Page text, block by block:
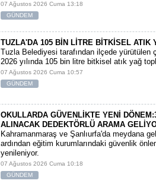
07 Ağustos 2026 Cuma 13:18
GÜNDEM
TUZLA'DA 105 BİN LİTRE BİTKİSEL ATIK
Tuzla Belediyesi tarafından ilçede yürütülen
2026 yılında 105 bin litre bitkisel atık yağ
07 Ağustos 2026 Cuma 10:57
GÜNDEM
OKULLARDA GÜVENLİKTE YENİ
ALINACAK DEDEKTÖRLÜ ARAMA
​Kahramanmaraş ve Şanlıurfa'da meydana
ardından eğitim kurumlarındaki güvenlik
yenileniyor.
07 Ağustos 2026 Cuma 10:18
GÜNDEM